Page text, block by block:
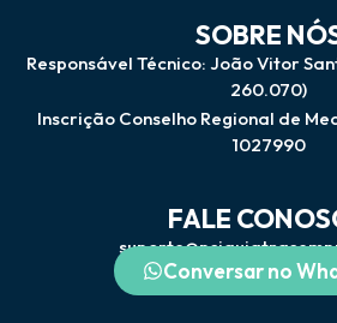
SOBRE
Responsável Técnico: João Vitor
260.070)
Inscrição Conselho Regional de
1027990
FALE
Conversar no